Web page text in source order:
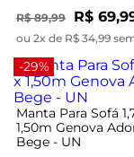
R$ 89,99 R$
ou 2x de R$ 34,99
-29%
Manta Para Sofá
1,50m Genova
Bege - UN